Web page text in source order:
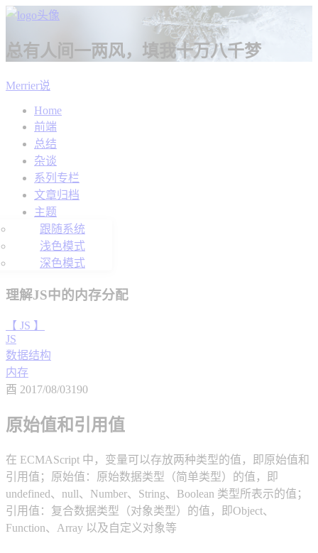
总有人间一两风，填我十万八千梦
Merrier说
Home
前端
总结
杂谈
系列专栏
文章归档
主题
跟随系统
浅色模式
深色模式
理解JS中的内存分配
【 JS 】
JS
数据结构
内存
酉 2017/08/03190
原始值和引用值
在 ECMAScript 中，变量可以存放两种类型的值，即原始值和
引用值；原始值：原始数据类型（简单类型）的值，即
undefined、null、Number、String、Boolean 类型所表示的值；
引用值：复合数据类型（对象类型）的值，即Object、
Function、Array 以及自定义对象等